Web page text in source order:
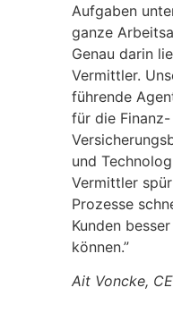
Aufgaben
ganze
Genau darin
Vermittler.
führende
für die Finanz-
und
Vermittler
Prozesse
Kunden
können.”
Ait Voncke,